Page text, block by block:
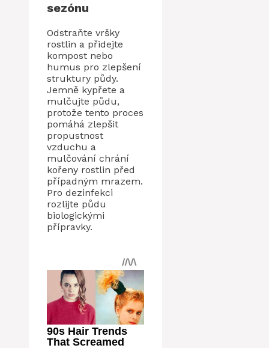
sezónu
Odstraňte vršky
rostlin a přidejte
kompost nebo
humus pro zlepšení
struktury půdy.
Jemně kypřete a
mulčujte půdu,
protože tento proces
pomáhá zlepšit
propustnost
vzduchu a
mulčování chrání
kořeny rostlin před
případným mrazem.
Pro dezinfekci
rozlijte půdu
biologickými
přípravky.